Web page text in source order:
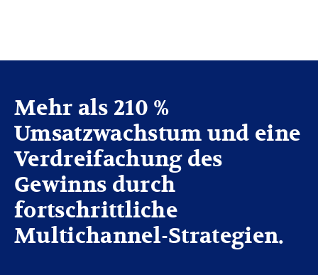
Mehr als 210 %
Umsatzwachstum und eine
Verdreifachung des
Gewinns durch
fortschrittliche
Multichannel-Strategien.